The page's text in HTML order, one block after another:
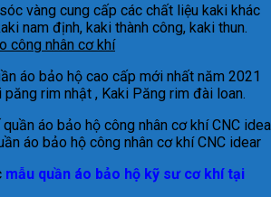
vàng cung cấp các chất liệu kaki khác
nam định, kaki thành công, kaki thun.
công nhân cơ khí
áo bảo hộ cao cấp mới nhất năm 2021
păng rim nhật , Kaki Păng rim đài loan.
áo bảo hộ công nhân cơ khí CNC idear
mẫu quần áo bảo hộ kỹ sư cơ khí tại